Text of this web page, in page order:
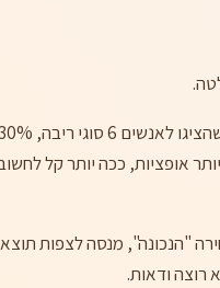
אופציות, ככה יותר קל
"הנכונה", מנסה לצפות
רוצה ודאות.